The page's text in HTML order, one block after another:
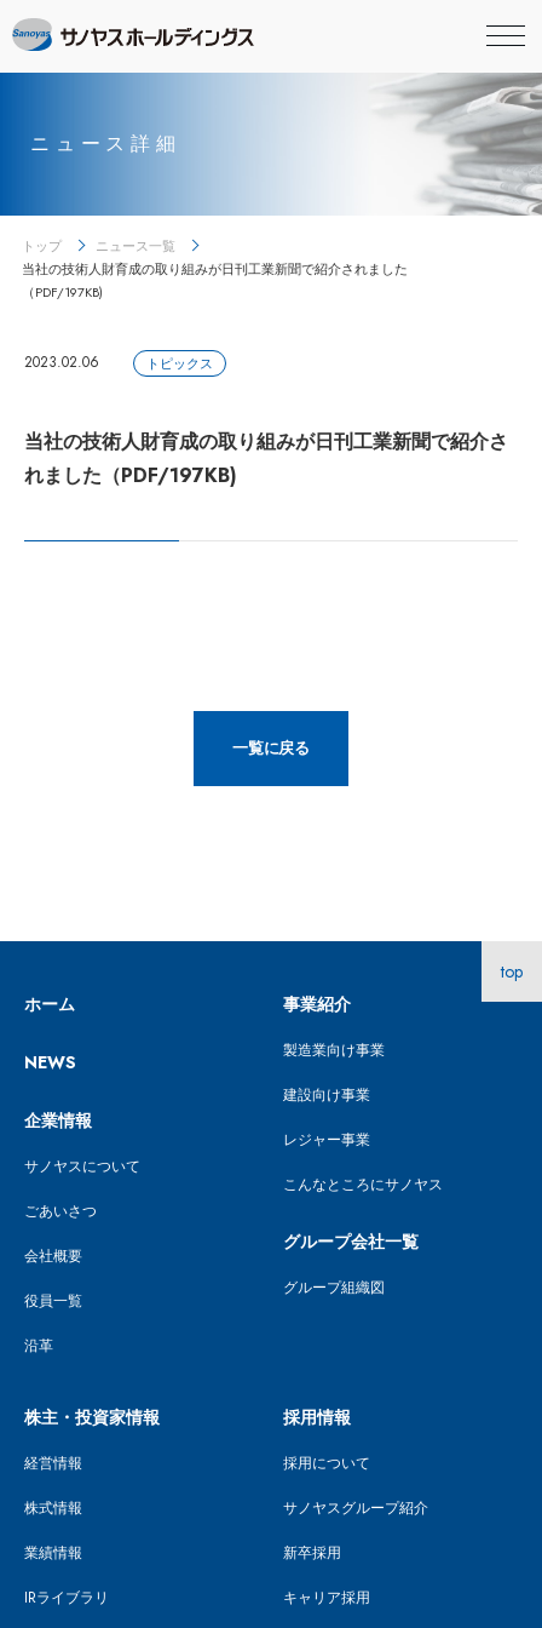
ニュース詳細
トップ
ニュース一覧
当社の技術人財育成の取り組みが日刊工業新聞で紹介されました
（PDF/197KB)
2023.02.06 トピックス
当社の技術人財育成の取り組みが日刊工業新聞で紹介さ
れました（PDF/197KB)
一覧に戻る
ホーム
NEWS
企業情報
サノヤスについて
ごあいさつ
会社概要
役員一覧
沿革
事業紹介
製造業向け事業
建設向け事業
レジャー事業
こんなところにサノヤス
グループ会社一覧
グループ組織図
株主・投資家情報
経営情報
株式情報
業績情報
IRライブラリ
採用情報
採用について
サノヤスグループ紹介
新卒採用
キャリア採用
top